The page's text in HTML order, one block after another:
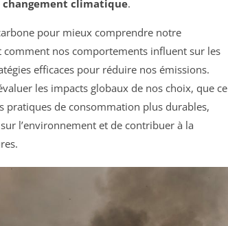
changement climatique.
pour mieux comprendre notre
nos comportements influent sur les
efficaces pour réduire nos émissions.
les impacts globaux de nos choix, que ce
pratiques de consommation plus durables,
l’environnement et de contribuer à la